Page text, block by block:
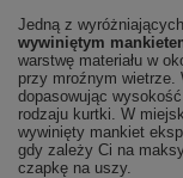
Jedną z
wywiniętym
warstwę materiału w
przy mroźnym wietrze.
dopasowując
rodzaju kurtki. W
wywinięty mankiet
gdy zależy Ci na
czapkę na uszy.